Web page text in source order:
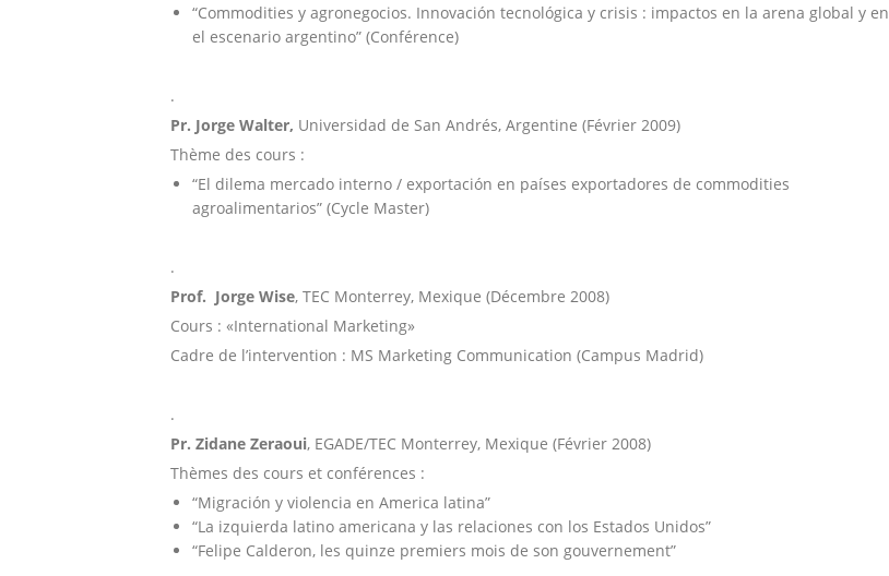
“Commodities y agronegocios. Innovación tecnológica y crisis : impactos en la arena global y en
el escenario argentino” (Conférence)
.
Pr. Jorge Walter, Universidad de San Andrés, Argentine (Février 2009)
Thème des cours :
“El dilema mercado interno / exportación en países exportadores de commodities
agroalimentarios” (Cycle Master)
.
Prof. Jorge Wise, TEC Monterrey, Mexique (Décembre 2008)
Cours : «International Marketing»
Cadre de l’intervention : MS Marketing Communication (Campus Madrid)
.
Pr. Zidane Zeraoui, EGADE/TEC Monterrey, Mexique (Février 2008)
Thèmes des cours et conférences :
“Migración y violencia en America latina”
“La izquierda latino americana y las relaciones con los Estados Unidos”
“Felipe Calderon, les quinze premiers mois de son gouvernement”